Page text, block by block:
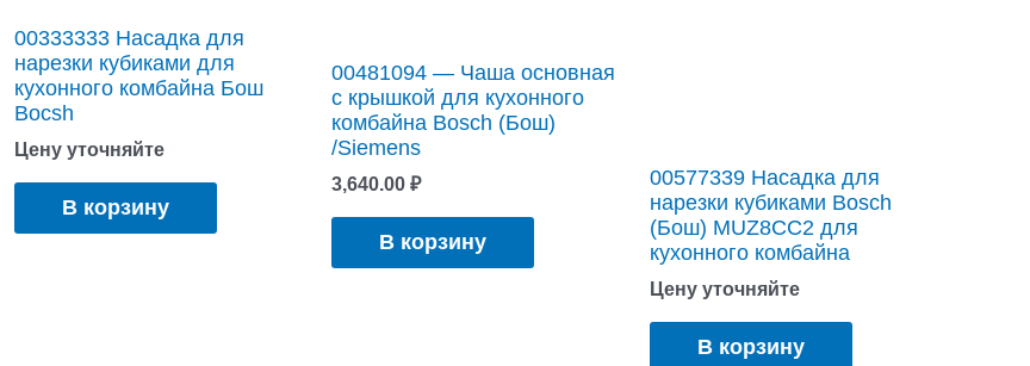
00333333 Насадка для
нарезки кубиками для
кухонного комбайна Бош
Bocsh
Цену уточняйте
В корзину
00481094 — Чаша основная
с крышкой для кухонного
комбайна Bosch (Бош)
/Siemens
3,640.00₽
В корзину
00577339 Насадка для
нарезки кубиками Bosch
(Бош) MUZ8CC2 для
кухонного комбайна
Цену уточняйте
В корзину